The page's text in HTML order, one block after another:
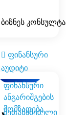
ბიზნეს
ფინანსური
აუდიტი
ფინანსური
ანგარიშგების
მომზადება
შეთანხმებული
ბლოგი